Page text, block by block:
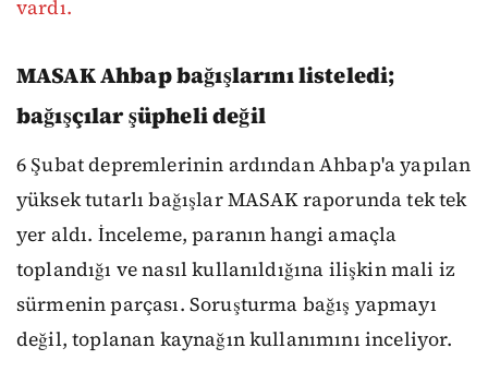
vardı.
MASAK Ahbap bağışlarını listeledi;
bağışçılar şüpheli değil
6 Şubat depremlerinin ardından Ahbap'a yapılan
yüksek tutarlı bağışlar MASAK raporunda tek tek
yer aldı. İnceleme, paranın hangi amaçla
toplandığı ve nasıl kullanıldığına ilişkin mali iz
sürmenin parçası. Soruşturma bağış yapmayı
değil, toplanan kaynağın kullanımını inceliyor.